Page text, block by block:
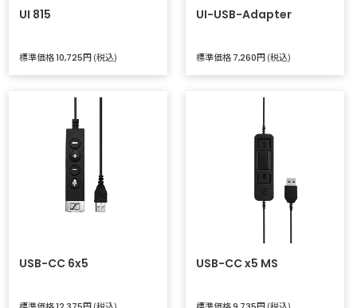
UI 815
標準価格10,725円 (税込)
UI-USB-Adapter
標準価格7,260円 (税込)
USB-CC 6x5 USB-CC x5 MS